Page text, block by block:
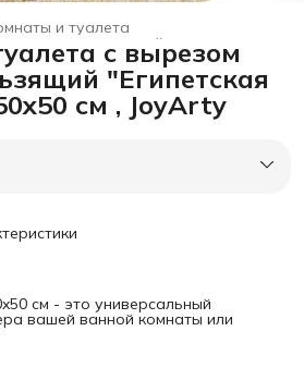
и туалета
для ванной и туалета
с вырезом
"Египетская
см , JoyArty
см - это универсальный
вашей ванной комнаты или